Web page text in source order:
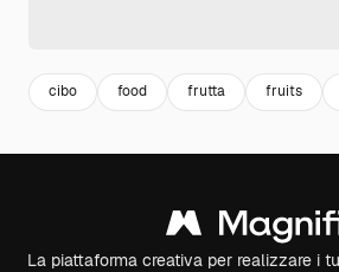
cibo food frutta fruits
La piattaforma creativa per realizzare i